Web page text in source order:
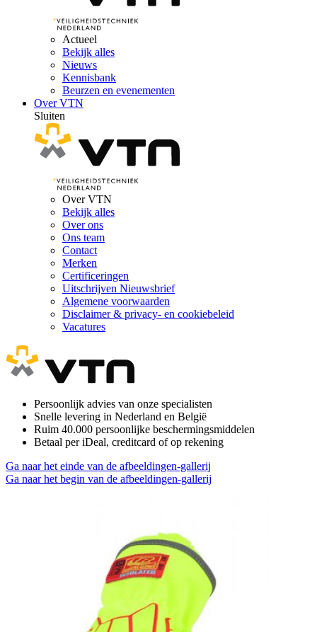
Actueel
Bekijk alles
Nieuws
Kennisbank
Beurzen en evenementen
Over VTN
Sluiten
Over VTN
Bekijk alles
Over ons
Ons team
Contact
Merken
Certificeringen
Uitschrijven Nieuwsbrief
Algemene voorwaarden
Disclaimer & privacy- en cookiebeleid
Vacatures
Persoonlijk advies van onze specialisten
Snelle levering in Nederland en België
Ruim 40.000 persoonlijke beschermingsmiddelen
Betaal per iDeal, creditcard of op rekening
Ga naar het einde van de afbeeldingen-gallerij
Ga naar het begin van de afbeeldingen-gallerij